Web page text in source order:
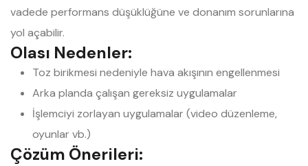
vadede performans düşüklüğüne ve donanım sorunlarına
yol açabilir.
Olası Nedenler:
Toz birikmesi nedeniyle hava akışının engellenmesi
Arka planda çalışan gereksiz uygulamalar
İşlemciyi zorlayan uygulamalar (video düzenleme,
oyunlar vb.)
Çözüm Önerileri: